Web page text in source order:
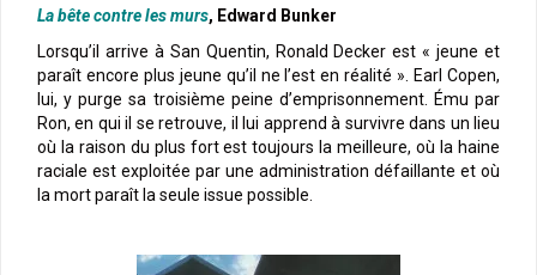
La bête contre les murs, Edward Bunker
Lorsqu’il arrive à San Quentin, Ronald Decker est « jeune et
paraît encore plus jeune qu’il ne l’est en réalité ». Earl Copen,
lui, y purge sa troisième peine d’emprisonnement. Ému par
Ron, en qui il se retrouve, il lui apprend à survivre dans un lieu
où la raison du plus fort est toujours la meilleure, où la haine
raciale est exploitée par une administration défaillante et où
la mort paraît la seule issue possible.